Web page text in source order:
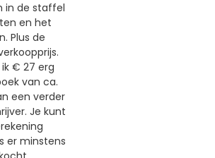
in de staffel
en het
Plus de
ik € 27 erg
van ca.
een verder
Je kunt
er minstens